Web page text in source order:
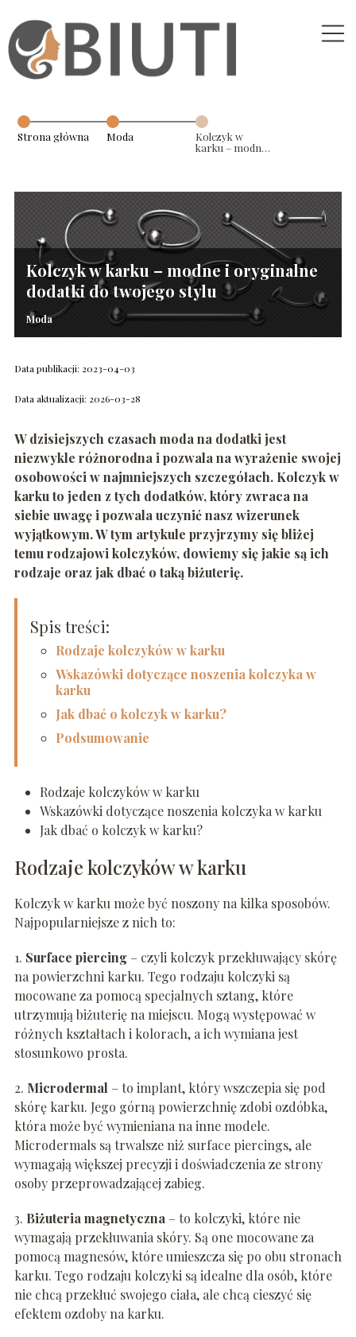
Strona główna Moda
Kolczyk w
karku – modne i
Kolczyk w karku – modne i oryginalne
dodatki do twojego stylu
Moda
Data publikacji: 2023-04-03
Data aktualizacji: 2026-03-28
W dzisiejszych czasach moda na dodatki jest
niezwykle różnorodna i pozwala na wyrażenie swojej
osobowości w najmniejszych szczegółach. Kolczyk w
karku to jeden z tych dodatków, który zwraca na
siebie uwagę i pozwala uczynić nasz wizerunek
wyjątkowym. W tym artykule przyjrzymy się bliżej
temu rodzajowi kolczyków, dowiemy się jakie są ich
rodzaje oraz jak dbać o taką biżuterię.
Spis treści:
Rodzaje kolczyków w karku
Wskazówki dotyczące noszenia kolczyka w
karku
Jak dbać o kolczyk w karku?
Podsumowanie
Rodzaje kolczyków w karku
Wskazówki dotyczące noszenia kolczyka w karku
Jak dbać o kolczyk w karku?
Rodzaje kolczyków w karku
Kolczyk w karku może być noszony na kilka sposobów.
Najpopularniejsze z nich to:
1. Surface piercing– czyli kolczyk przekłuwający skórę
na powierzchni karku. Tego rodzaju kolczyki są
mocowane za pomocą specjalnych sztang, które
utrzymują biżuterię na miejscu. Mogą występować w
różnych kształtach i kolorach, a ich wymiana jest
stosunkowo prosta.
2. Microdermal– to implant, który wszczepia się pod
skórę karku. Jego górną powierzchnię zdobi ozdóbka,
która może być wymieniana na inne modele.
Microdermals są trwalsze niż surface piercings, ale
wymagają większej precyzji i doświadczenia ze strony
osoby przeprowadzającej zabieg.
3. Biżuteria magnetyczna– to kolczyki, które nie
wymagają przekłuwania skóry. Są one mocowane za
pomocą magnesów, które umieszcza się po obu stronach
karku. Tego rodzaju kolczyki są idealne dla osób, które
nie chcą przekłuć swojego ciała, ale chcą cieszyć się
efektem ozdoby na karku.